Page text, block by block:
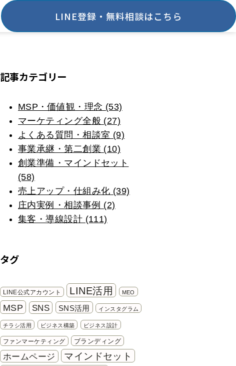
LINE登録・無料相談はこちら
記事カテゴリー
MSP・価値観・理念 (53)
マーケティング全般 (27)
よくある質問・相談室 (9)
事業承継・第二創業 (10)
創業準備・マインドセット
(58)
売上アップ・仕組み化 (39)
庄内実例・相談事例 (2)
集客・導線設計 (111)
タグ
LINE公式アカウント LINE活用 MEO
MSP SNS SNS活用 インスタグラム
チラシ活用 ビジネス構築 ビジネス設計
ファンマーケティング ブランディング
ホームページ マインドセット